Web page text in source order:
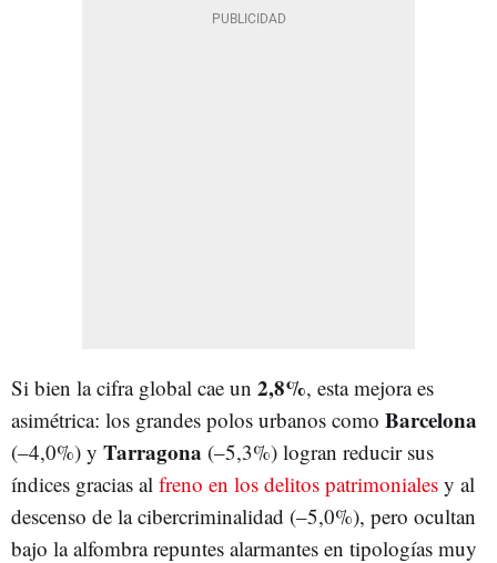
Si bien la cifra global cae un 2,8%, esta mejora es
asimétrica: los grandes polos urbanos como Barcelona
(–4,0%) y Tarragona (–5,3%) logran reducir sus
índices gracias al freno en los delitos patrimoniales y al
descenso de la cibercriminalidad (–5,0%), pero ocultan
bajo la alfombra repuntes alarmantes en tipologías muy